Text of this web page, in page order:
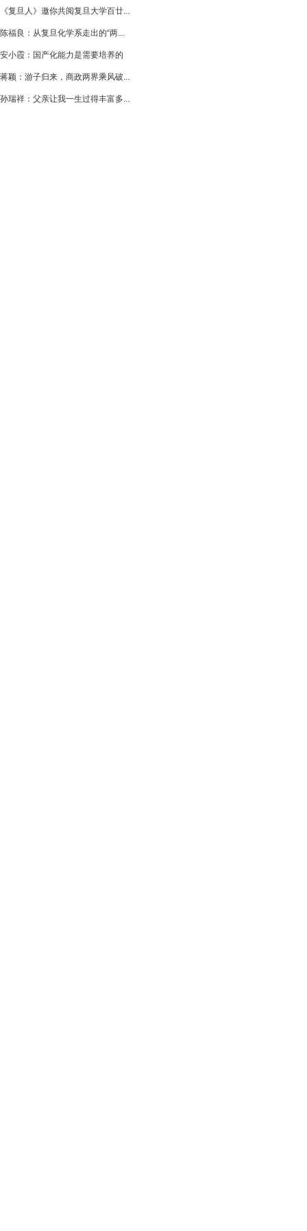
《复旦人》邀你共阅复旦大学百廿...
陈福良：从复旦化学系走出的“两...
安小霞：国产化能力是需要培养的
蒋颖：游子归来，商政两界乘风破...
孙瑞祥：父亲让我一生过得丰富多...